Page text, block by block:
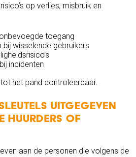
op verlies, misbruik en
toegang
bij wisselende gebruikers
incidenten
het pand controleerbaar.
uitgegeven
huurders of
aan de personen die volgens de